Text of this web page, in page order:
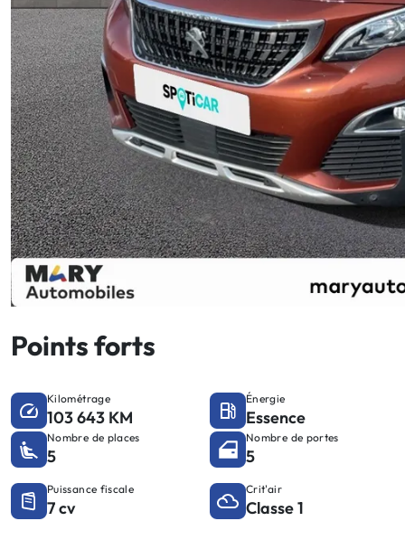
Points forts
Kilométrage
103 643 KM
Énergie
Essence
Nombre de places
5
Nombre de portes
5
Puissance fiscale
7 cv
Crit'air
Classe 1